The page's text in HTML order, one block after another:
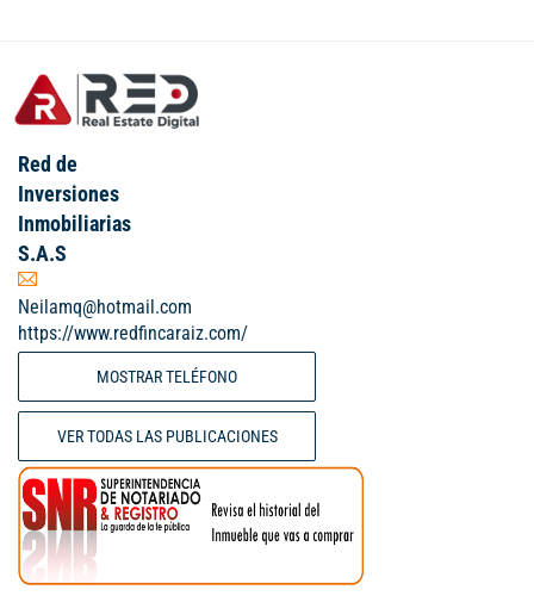
Red de
Inversiones
Inmobiliarias
S.A.S
Neilamq@hotmail.com
https://www.redfincaraiz.com/
MOSTRAR TELÉFONO
VER TODAS LAS PUBLICACIONES